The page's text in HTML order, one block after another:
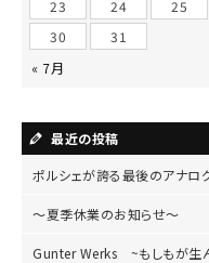
23
24 25
30
31
« 7月
最近の投稿
ポルシェが誇る最後のアナロ
～夏季休業のお知らせ～
Gunter Werks ~もしもが生